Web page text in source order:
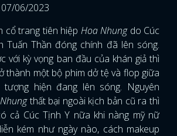
06/2023
cổ trang tiên hiệp Hoa Nhung do Cúc
Tuấn Thần đóng chính đã lên sóng.
với kỳ vọng ban đầu của khán giả thì
thành một bộ phim dở tệ và flop giữa
hiện đang lên sóng. Nguyên
thất bại ngoài kịch bản cũ ra thì
cả Cúc Tịnh Y nữa khi nàng mỹ nữ
kém như ngày nào, cách makeup